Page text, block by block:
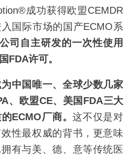
成功获得欧盟CEMDR
国际市场的国产ECMO系
司自主研发的一次性使用
FDA许可。
中国唯一、全球少数几家
、欧盟CE、美国 FDA三大
ECMO厂商。这不仅是对
性最权威的背书，更意味
有与美、德、意等传统医